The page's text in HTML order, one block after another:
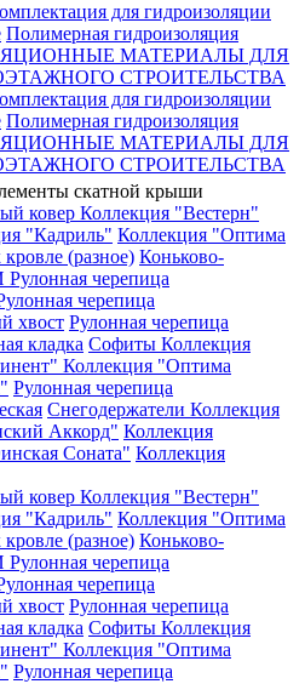
для гидроизоляции
Полимерная гидроизоляция
МАТЕРИАЛЫ ДЛЯ
СТРОИТЕЛЬСТВА
для гидроизоляции
Полимерная гидроизоляция
МАТЕРИАЛЫ ДЛЯ
СТРОИТЕЛЬСТВА
скатной крыши
ковер Коллекция "Вестерн"
"Кадриль" Коллекция "Оптима
(разное) Коньково-
черепица
черепица
хвост Рулонная черепица
кладка Софиты Коллекция
Коллекция "Оптима
Рулонная черепица
Снегодержатели Коллекция
Аккорд" Коллекция
Соната" Коллекция
ковер Коллекция "Вестерн"
"Кадриль" Коллекция "Оптима
(разное) Коньково-
черепица
черепица
хвост Рулонная черепица
кладка Софиты Коллекция
Коллекция "Оптима
Рулонная черепица